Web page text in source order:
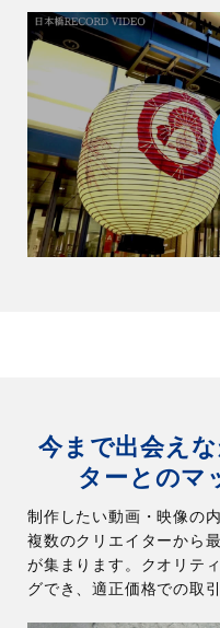
今まで出会え
ターとのマ
制作したい動画・映像の
複数のクリエイターから
が集まります。クオリテ
グでき、適正価格での取